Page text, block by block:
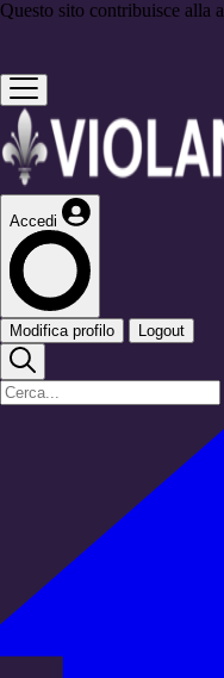
Questo sito contribuisce alla
Accedi
Modifica profilo Logout